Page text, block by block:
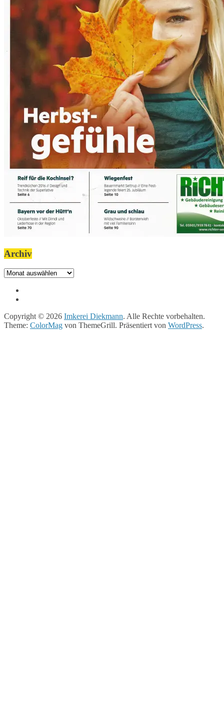
Archiv
Archiv
Copyright © 2026 Imkerei Diekmann. Alle Rechte vorbehalten.
Theme: ColorMag von ThemeGrill. Präsentiert von WordPress.